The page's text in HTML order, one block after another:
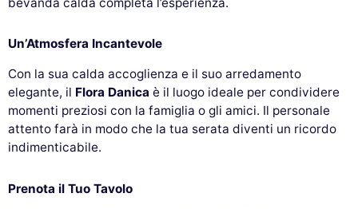
Un’Atmosfera Incantevole
Con la sua calda accoglienza e il suo arredamento
elegante, il Flora Danica è il luogo ideale per condividere
momenti preziosi con la famiglia o gli amici. Il personale
attento farà in modo che la tua serata diventi un ricordo
indimenticabile.
Prenota il Tuo Tavolo